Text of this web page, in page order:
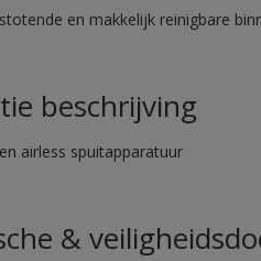
en makkelijk reinigbare
beschrijving
airless spuitapparatuur
&